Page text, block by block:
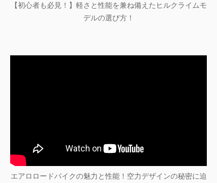
【初心者も必見！】軽さと性能を兼ね備えたヒルクライムモ
デルの選び方！
エアロロードバイクの魅力と性能！空力デザインの秘密に迫